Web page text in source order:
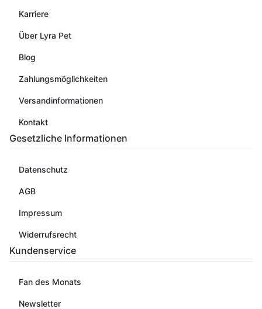
Karriere
Über Lyra Pet
Blog
Zahlungsmöglichkeiten
Versandinformationen
Kontakt
Gesetzliche Informationen
Datenschutz
AGB
Impressum
Widerrufsrecht
Kundenservice
Fan des Monats
Newsletter